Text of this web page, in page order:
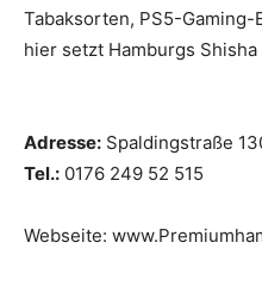
Tabaksorten, PS5-
hier setzt Hamburgs Shisha
Adresse: Spaldingstraße
Tel.: 0176 249 52 515
Webseite: